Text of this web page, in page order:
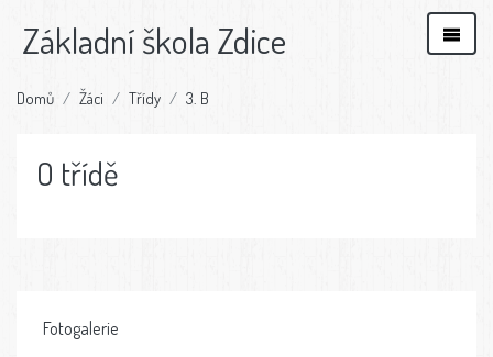
Základní škola Zdice
Domů Žáci Třídy 3. B
O třídě
Fotogalerie